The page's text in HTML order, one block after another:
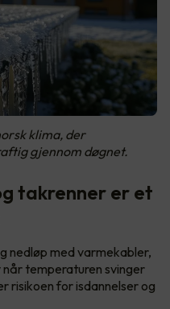
klima, der
gjennom døgnet.
takrenner er et
nedløp med varmekabler,
når temperaturen svinger
risikoen for isdannelser og